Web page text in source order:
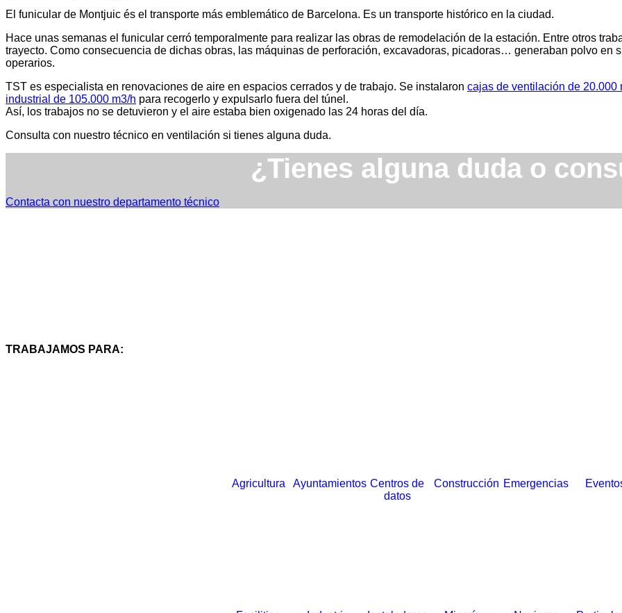
El funicular de Montjuic és el transporte más emblemático de Barcelona. Es un transporte histórico en la ciudad.
Hace unas semanas el funicular cerró temporalmente para realizar las obras de remodelación de la estación. Entre otros
trayecto. Como consecuencia de dichas obras, las máquinas de perforación, excavadoras, picadoras… generaban polvo en
operarios.
TST es especialista en renovaciones de aire en espacios cerrados y de trabajo. Se instalaron cajas de ventilación de 20.000
industrial de 105.000 m3/h para recogerlo y expulsarlo fuera del túnel.
Así, los trabajos no se detuvieron y el aire estaba bien oxigenado las 24 horas del día.
Consulta con nuestro técnico en ventilación si tienes alguna duda.
¿Tienes alguna duda o
Contacta con nuestro departamento técnico
TRABAJAMOS PARA:
Agricultura Ayuntamientos Centros de
datos
Construcción Emergencias